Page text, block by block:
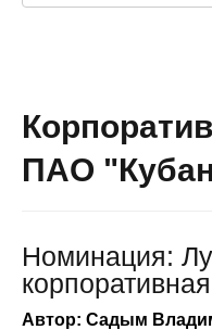
ПАО
Номинация:
Автор: Садым